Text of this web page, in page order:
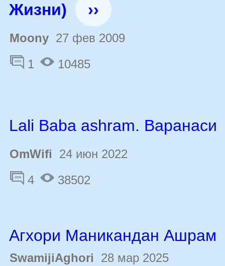
Жизни)
››
Moony 27 фев 2009
1
10485
Lali Baba ashram. Варанаси
OmWifi 24 июн 2022
4
38502
Агхори Маникандан Ашрам
SwamijiAghori 28 мар 2025